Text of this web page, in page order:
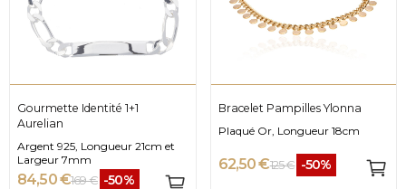
Gourmette Identité 1+1
Aurelian
Argent 925, Longueur 21cm et
Largeur 7mm
84,50 €169 € -50%
Bracelet Pampilles Ylonna
Plaqué Or, Longueur 18cm
62,50 €125 € -50%